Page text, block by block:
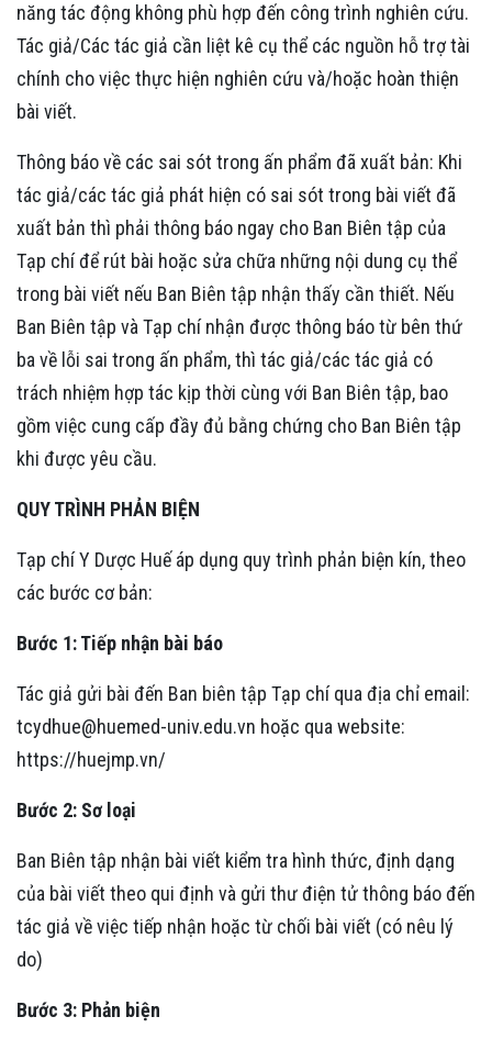
năng tác động không phù hợp đến công trình nghiên cứu.
Tác giả/Các tác giả cần liệt kê cụ thể các nguồn hỗ trợ tài
chính cho việc thực hiện nghiên cứu và/hoặc hoàn thiện
bài viết.
Thông báo về các sai sót trong ấn phẩm đã xuất bản: Khi
tác giả/các tác giả phát hiện có sai sót trong bài viết đã
xuất bản thì phải thông báo ngay cho Ban Biên tập của
Tạp chí để rút bài hoặc sửa chữa những nội dung cụ thể
trong bài viết nếu Ban Biên tập nhận thấy cần thiết. Nếu
Ban Biên tập và Tạp chí nhận được thông báo từ bên thứ
ba về lỗi sai trong ấn phẩm, thì tác giả/các tác giả có
trách nhiệm hợp tác kịp thời cùng với Ban Biên tập, bao
gồm việc cung cấp đầy đủ bằng chứng cho Ban Biên tập
khi được yêu cầu.
QUY TRÌNH PHẢN BIỆN
Tạp chí Y Dược Huế áp dụng quy trình phản biện kín, theo
các bước cơ bản:
Bước 1: Tiếp nhận bài báo
Tác giả gửi bài đến Ban biên tập Tạp chí qua địa chỉ email:
tcydhue@huemed-univ.edu.vn hoặc qua website:
https://huejmp.vn/
Bước 2: Sơ loại
Ban Biên tập nhận bài viết kiểm tra hình thức, định dạng
của bài viết theo qui định và gửi thư điện tử thông báo đến
tác giả về việc tiếp nhận hoặc từ chối bài viết (có nêu lý
do)
Bước 3: Phản biện